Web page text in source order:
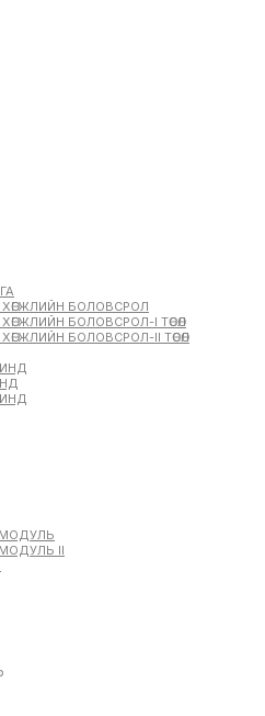
БОЛОВСРОЛ
БОЛОВСРОЛ-I ТӨСӨЛ
БОЛОВСРОЛ-II ТӨСӨЛ
II